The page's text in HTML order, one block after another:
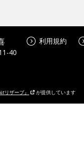
40
利用規約
リザーブ』 が提供しています